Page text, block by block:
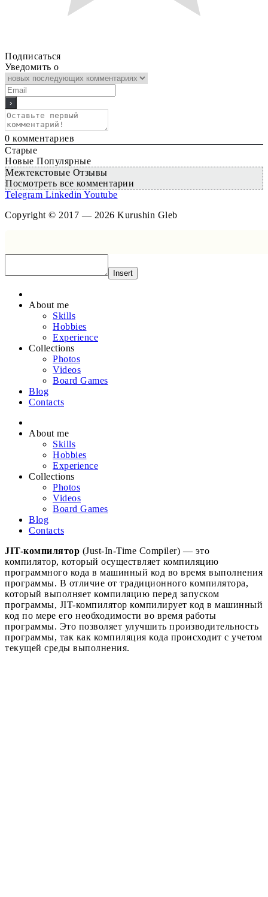
Подписаться
Уведомить о
0 комментариев
Старые
Новые Популярные
Межтекстовые Отзывы
Посмотреть все комментарии
Telegram Linkedin Youtube
Copyright © 2017 — 2026 Kurushin Gleb
Insert
About me
Skills
Hobbies
Experience
Collections
Photos
Videos
Board Games
Blog
Contacts
About me
Skills
Hobbies
Experience
Collections
Photos
Videos
Board Games
Blog
Contacts
JIT-компилятор (Just-In-Time Compiler) — это
компилятор, который осуществляет компиляцию
программного кода в машинный код во время выполнения
программы. В отличие от традиционного компилятора,
который выполняет компиляцию перед запуском
программы, JIT-компилятор компилирует код в машинный
код по мере его необходимости во время работы
программы. Это позволяет улучшить производительность
программы, так как компиляция кода происходит с учетом
текущей среды выполнения.